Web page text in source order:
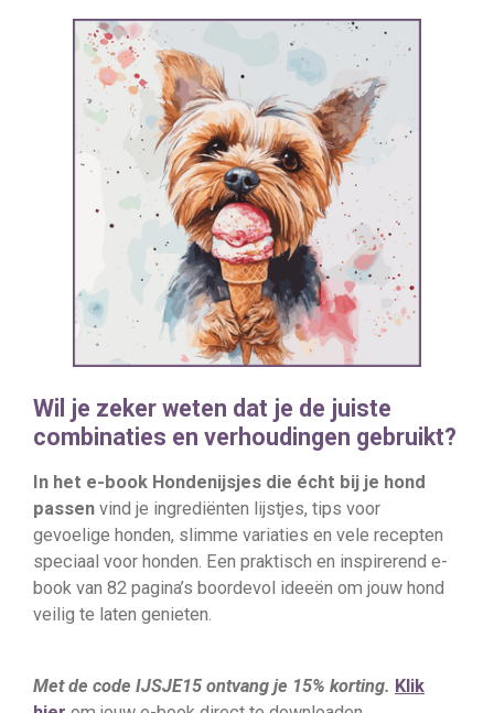
Wil je zeker weten dat je de juiste
combinaties en verhoudingen gebruikt?
In het e-book Hondenijsjes die écht bij je hond
passen vind je ingrediënten lijstjes, tips voor
gevoelige honden, slimme variaties en vele recepten
speciaal voor honden. Een praktisch en inspirerend e-
book van 82 pagina’s boordevol ideeën om jouw hond
veilig te laten genieten.
Met de code IJSJE15 ontvang je 15% korting. Klik